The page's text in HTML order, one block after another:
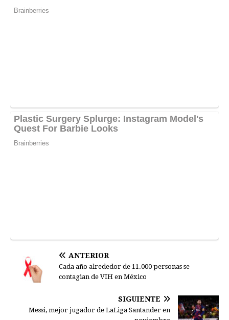
ANTERIOR
Cada año alrededor de 11.000 personas se
contagian de VIH en México
SIGUIENTE
Messi, mejor jugador de LaLiga Santander en